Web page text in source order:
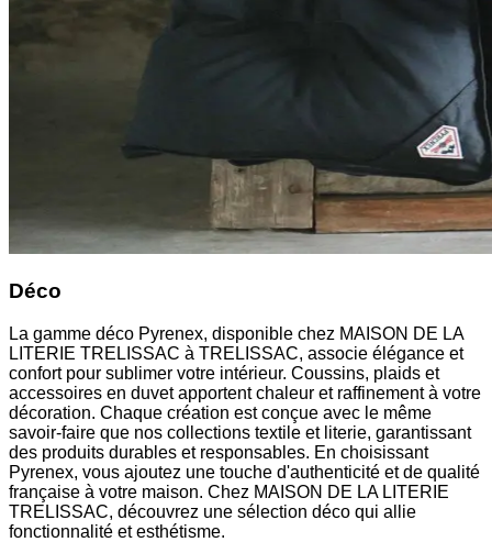
Déco
La gamme déco Pyrenex, disponible chez MAISON DE LA
LITERIE TRELISSAC à TRELISSAC, associe élégance et
confort pour sublimer votre intérieur. Coussins, plaids et
accessoires en duvet apportent chaleur et raffinement à votre
décoration. Chaque création est conçue avec le même
savoir-faire que nos collections textile et literie, garantissant
des produits durables et responsables. En choisissant
Pyrenex, vous ajoutez une touche d'authenticité et de qualité
française à votre maison. Chez MAISON DE LA LITERIE
TRELISSAC, découvrez une sélection déco qui allie
fonctionnalité et esthétisme.